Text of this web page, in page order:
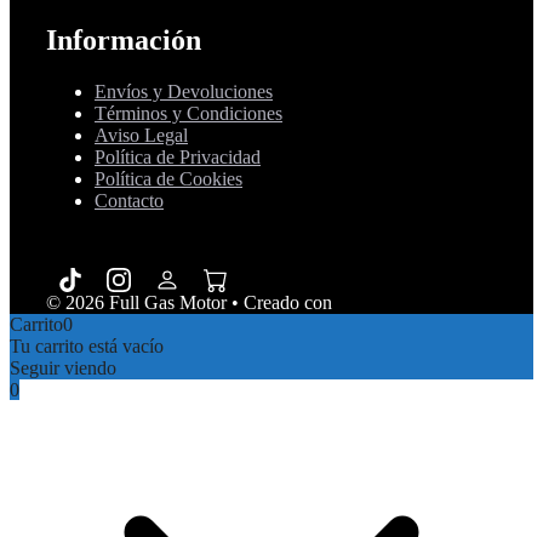
Información
Envíos y Devoluciones
Términos y Condiciones
Aviso Legal
Política de Privacidad
Política de Cookies
Contacto
© 2026 Full Gas Motor• Creado con
Carrito0
Tu carrito está vacío
Seguir viendo
0